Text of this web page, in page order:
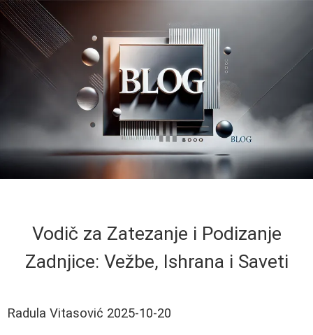
Vodič za Zatezanje i Podizanje
Zadnjice: Vežbe, Ishrana i Saveti
Radula Vitasović 2025-10-20